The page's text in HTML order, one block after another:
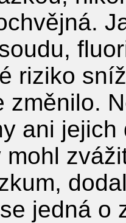
riziko
změnilo.
ani jejich
mohl
jedná o